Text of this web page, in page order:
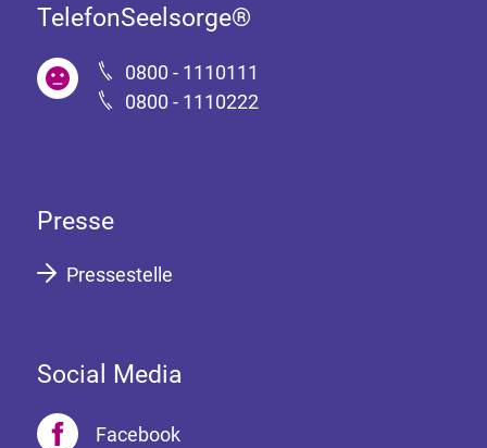
TelefonSeelsorge®
0800 - 1110111
0800 - 1110222
Presse
Pressestelle
Social Media
Facebook